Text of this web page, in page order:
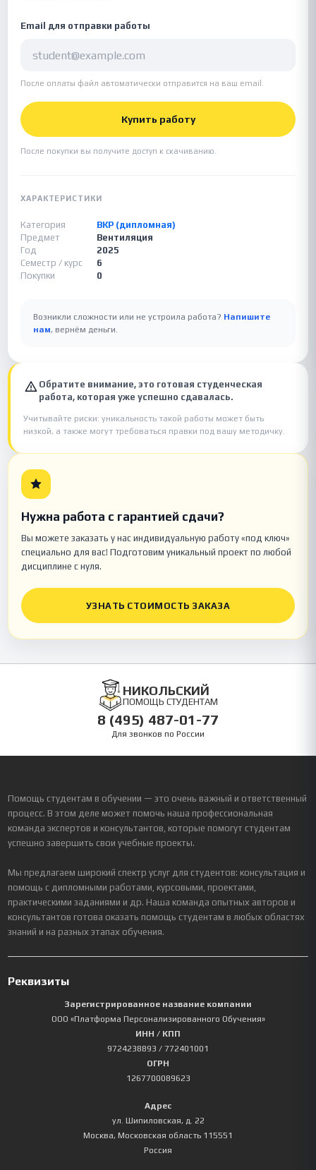
Email для отправки работы
После оплаты файл автоматически отправится на ваш email.
Купить работу
После покупки вы получите доступ к скачиванию.
ХАРАКТЕРИСТИКИ
Категория
ВКР (дипломная)
Предмет
Вентиляция
Год
2025
Семестр / курс
6
Покупки
0
Возникли сложности или не устроила работа? Напишите
нам, вернём деньги.
Обратите внимание, это готовая студенческая
работа, которая уже успешно сдавалась.
Учитывайте риски: уникальность такой работы может быть
низкой, а также могут требоваться правки под вашу методичку.
Нужна работа с гарантией сдачи?
Вы можете заказать у нас индивидуальную работу «под ключ»
специально для вас! Подготовим уникальный проект по любой
дисциплине с нуля.
УЗНАТЬ СТОИМОСТЬ ЗАКАЗА
НИКОЛЬСКИЙ
ПОМОЩЬ СТУДЕНТАМ
8 (495) 487-01-77
Для звонков по России
Помощь студентам в обучении — это очень важный и ответственный
процесс. В этом деле может помочь наша профессиональная
команда экспертов и консультантов, которые помогут студентам
успешно завершить свои учебные проекты.
Мы предлагаем широкий спектр услуг для студентов: консультация и
помощь с дипломными работами, курсовыми, проектами,
практическими заданиями и др. Наша команда опытных авторов и
консультантов готова оказать помощь студентам в любых областях
знаний и на разных этапах обучения.
Реквизиты
Зарегистрированное название компании
ООО «Платформа Персонализированного Обучения»
ИНН / КПП
9724238893 / 772401001
ОГРН
1267700089623
Адрес
ул. Шипиловская, д. 22
Москва, Московская область 115551
Россия